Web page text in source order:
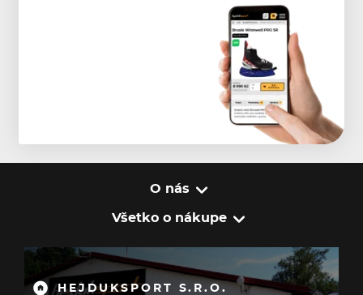
O nás
Všetko o nákupe
HEJDUKSPORT S.R.O.